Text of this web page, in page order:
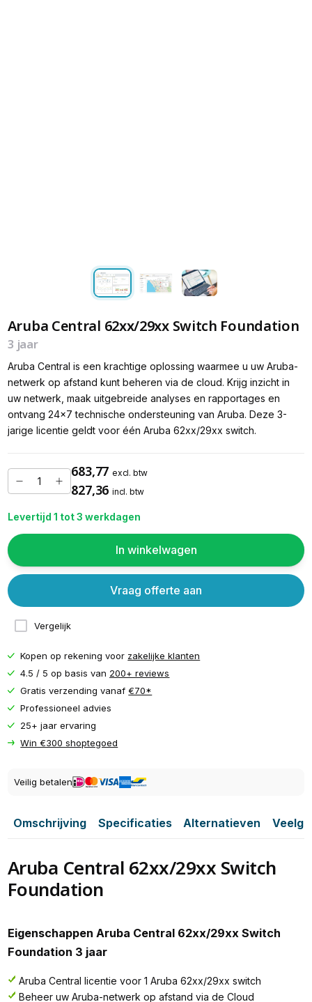
Aruba Central 62xx/29xx Switch Foundation
3 jaar
Aruba Central is een krachtige oplossing waarmee u uw Aruba-
netwerk op afstand kunt beheren via de cloud. Krijg inzicht in
uw netwerk, maak uitgebreide analyses en rapportages en
ontvang 24x7 technische ondersteuning van Aruba. Deze 3-
jarige licentie geldt voor één Aruba 62xx/29xx switch.
683,77 excl. btw
827,36 incl. btw
Levertijd 1 tot 3 werkdagen
In winkelwagen
Vergelijk
Vraag offerte aan
Kopen op rekening voor zakelijke klanten
4.5 / 5 op basis van 200+ reviews
Gratis verzending vanaf€70*
Professioneel advies
25+ jaar ervaring
Win €300 shoptegoed
Veilig betalen
Omschrijving Specificaties Alternatieven
Aruba Central 62xx/29xx Switch
Foundation
Eigenschappen Aruba Central 62xx/29xx Switch
Foundation 3 jaar
Aruba Central licentie voor 1 Aruba 62xx/29xx switch
Beheer uw Aruba-netwerk op afstand via de Cloud